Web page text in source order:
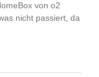
von o2
nicht passiert, da